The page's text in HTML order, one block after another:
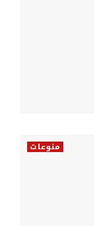
منوعات